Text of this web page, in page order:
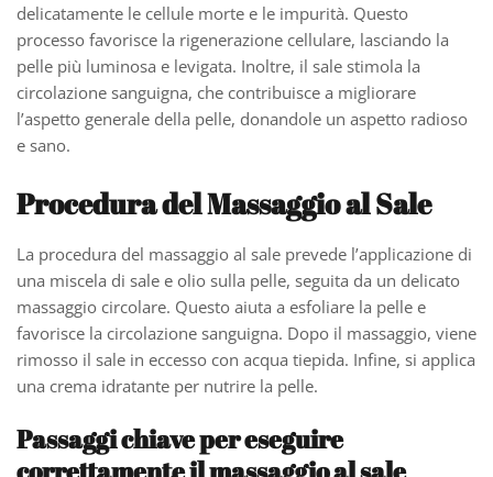
delicatamente le cellule morte e le impurità. Questo
processo favorisce la rigenerazione cellulare, lasciando la
pelle più luminosa e levigata. Inoltre, il sale stimola la
circolazione sanguigna, che contribuisce a migliorare
l’aspetto generale della pelle, donandole un aspetto radioso
e sano.
Procedura del Massaggio al Sale
La procedura del massaggio al sale prevede l’applicazione di
una miscela di sale e olio sulla pelle, seguita da un delicato
massaggio circolare. Questo aiuta a esfoliare la pelle e
favorisce la circolazione sanguigna. Dopo il massaggio, viene
rimosso il sale in eccesso con acqua tiepida. Infine, si applica
una crema idratante per nutrire la pelle.
Passaggi chiave per eseguire